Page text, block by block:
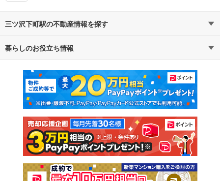
三ツ沢下町駅の不動産情報を探す
不動産・住宅
新築マンション 中古マンション
新築一戸建て 中古一戸建て
注文住宅 土地
売却査定
暮らしのお役立ち情報
マンションカタログ 教えて！住まいの先生